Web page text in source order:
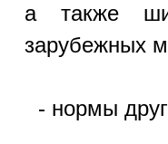
а также
зарубежных
- нормы